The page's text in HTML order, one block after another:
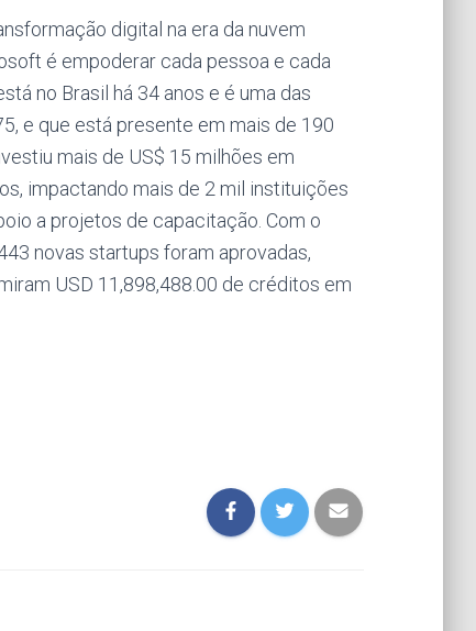
digital na era da nuvem
é empoderar cada pessoa e cada
no Brasil há 34 anos e é uma das
e que está presente em mais de 190
mais de US$ 15 milhões em
impactando mais de 2 mil instituições
a projetos de capacitação. Com o
novas startups foram aprovadas,
USD 11,898,488.00 de créditos em